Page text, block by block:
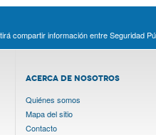
compartir información entre Seguridad
ACERCA DE NOSOTROS
Quiénes somos
Mapa del sitio
Contacto